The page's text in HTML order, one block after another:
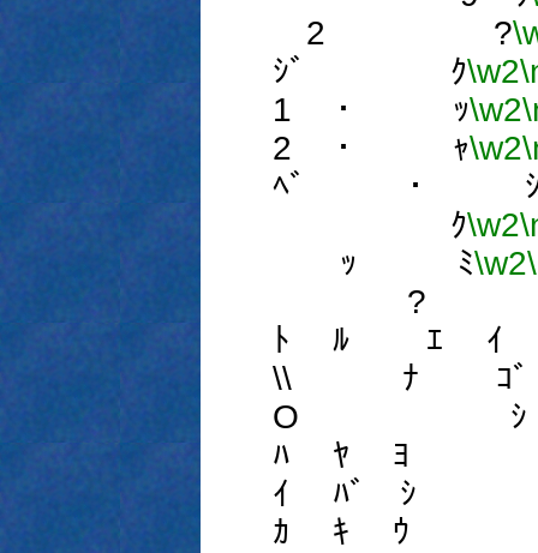
2 ?
ｼﾞ ｸ\w2
1 ･ ｯ\w2
2 ･ ｬ\w2
ﾍﾞ ･ ｼ
ｸ\w2
ｯ ﾐ\w2
? ｷ
ﾄ ﾙ ｴ ｲ
\\ ﾅ ｺﾞ
O ｼ
ﾊ ﾔ ﾖ
ｲ ﾊﾞ ｼ
ｶ ｷ ｳ